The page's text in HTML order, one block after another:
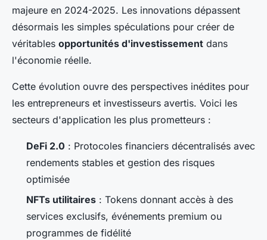
majeure en 2024-2025. Les innovations dépassent
désormais les simples spéculations pour créer de
véritables opportunités d'investissement dans
l'économie réelle.
Cette évolution ouvre des perspectives inédites pour
les entrepreneurs et investisseurs avertis. Voici les
secteurs d'application les plus prometteurs :
DeFi 2.0 : Protocoles financiers décentralisés avec
rendements stables et gestion des risques
optimisée
NFTs utilitaires : Tokens donnant accès à des
services exclusifs, événements premium ou
programmes de fidélité